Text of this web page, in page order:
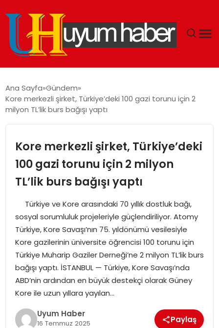
EKONOMI
SPOR
TEKNOLOJI
SAĞLIK
MAGAZIN
YAŞAM
Ana Sayfa Gündem
Kore merkezli şirket, Türkiye’deki 100 gazi torunu için 2
milyon TL’lik burs bağışı yaptı
Kore merkezli şirket, Türkiye’deki
100 gazi torunu için 2 milyon
TL’lik burs bağışı yaptı
Türkiye ve Kore arasındaki 70 yıllık dostluk bağı,
sosyal sorumluluk projeleriyle güçlendiriliyor. Atomy
Türkiye, Kore Savaşı’nın 75. yıldönümü vesilesiyle
Kore gazilerinin üniversite öğrencisi 100 torunu için
Türkiye Muharip Gaziler Derneği’ne 2 milyon TL’lik burs
bağışı yaptı. İSTANBUL — Türkiye, Kore Savaşı’nda
ABD’nin ardından en büyük destekçi olarak Güney
Kore ile uzun yıllara yayılan…
Uyum Haber
16 Temmuz 2025 Paylaş